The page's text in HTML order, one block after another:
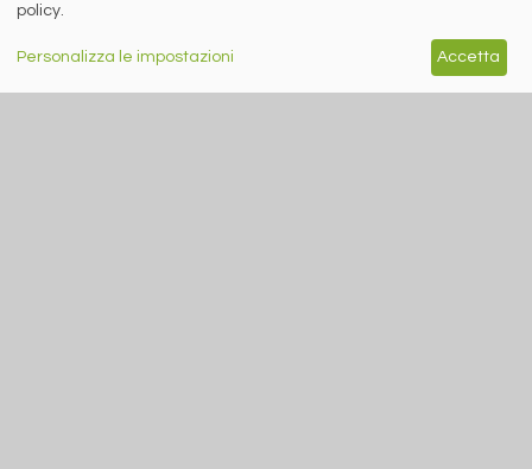
siderweb
LA COMMUNITY DELL'ACCIAIO
policy.
Personalizza le impostazioni Accetta